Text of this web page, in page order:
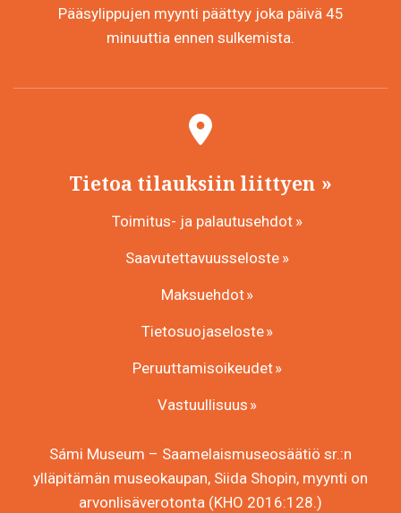
Pääsylippujen myynti päättyy joka päivä 45
minuuttia ennen sulkemista.
Tietoa tilauksiin liittyen
Toimitus- ja palautusehdot
Saavutettavuusseloste
Maksuehdot
Tietosuojaseloste
Peruuttamisoikeudet
Vastuullisuus
Sámi Museum – Saamelaismuseosäätiö sr.:n
ylläpitämän museokaupan, Siida Shopin, myynti on
arvonlisäverotonta (KHO 2016:128.)